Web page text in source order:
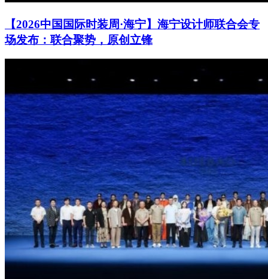
【2026中国国际时装周·海宁】海宁设计师联合会专
场发布：联合聚势，原创立锋